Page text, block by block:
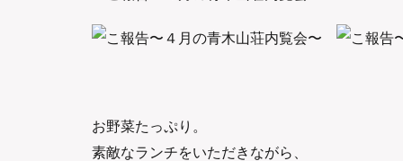
お野菜たっぷり。
素敵なランチをいただきながら、